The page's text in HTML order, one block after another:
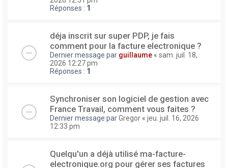
Réponses : 1
déja inscrit sur super PDP, je fais
comment pour la facture electronique ?
Dernier message par guillaume « sam. juil. 18,
2026 12:27 pm
Réponses : 1
Synchroniser son logiciel de gestion avec
France Travail, comment vous faites ?
Dernier message parGregor « jeu. juil. 16, 2026
12:33 pm
Quelqu'un a déjà utilisé ma-facture-
electronique.org pour gérer ses factures